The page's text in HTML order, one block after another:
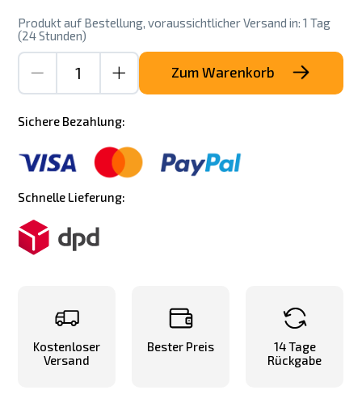
Produkt auf Bestellung, voraussichtlicher Versand in: 1 Tag
(24 Stunden)
Zum Warenkorb
Sichere Bezahlung:
Schnelle Lieferung:
Kostenloser
Versand
Bester Preis
14 Tage
Rückgabe